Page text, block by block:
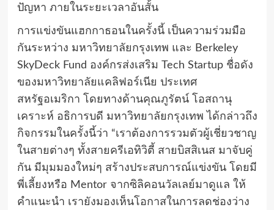
ปัญหา ภายในระยะเวลาอันสั้น
การแข่งขันแฮกกาธอนในครั้งนี้ เป็นความร่วมมือ
กันระหว่าง มหาวิทยาลัยกรุงเทพ และ Berkeley
SkyDeck Fund องค์กรส่งเสริม Tech Startup ชื่อดัง
ของมหาวิทยาลัยแคลิฟอร์เนีย ประเทศ
สหรัฐอเมริกา โดยทางด้านคุณภูรัตน์ โอสถานุ
เคราะห์ อธิการบดี มหาวิทยาลัยกรุงเทพ ได้กล่าวถึง
กิจกรรมในครั้งนี้ว่า “เราต้องการรวมตัวผู้เชี่ยวชาญ
ในสายต่างๆ ทั้งสายครีเอทิวิตี้ สายบิสสิเนส มาจับคู่
กัน มีมุมมองใหม่ๆ สร้างประสบการณ์แข่งขัน โดยมี
พี่เลี้ยงหรือ Mentor จากซิลิคอนวัลเลย์มาดูแล ให้
คำแนะนำ เรายังมองเห็นโอกาสในการลดช่องว่าง